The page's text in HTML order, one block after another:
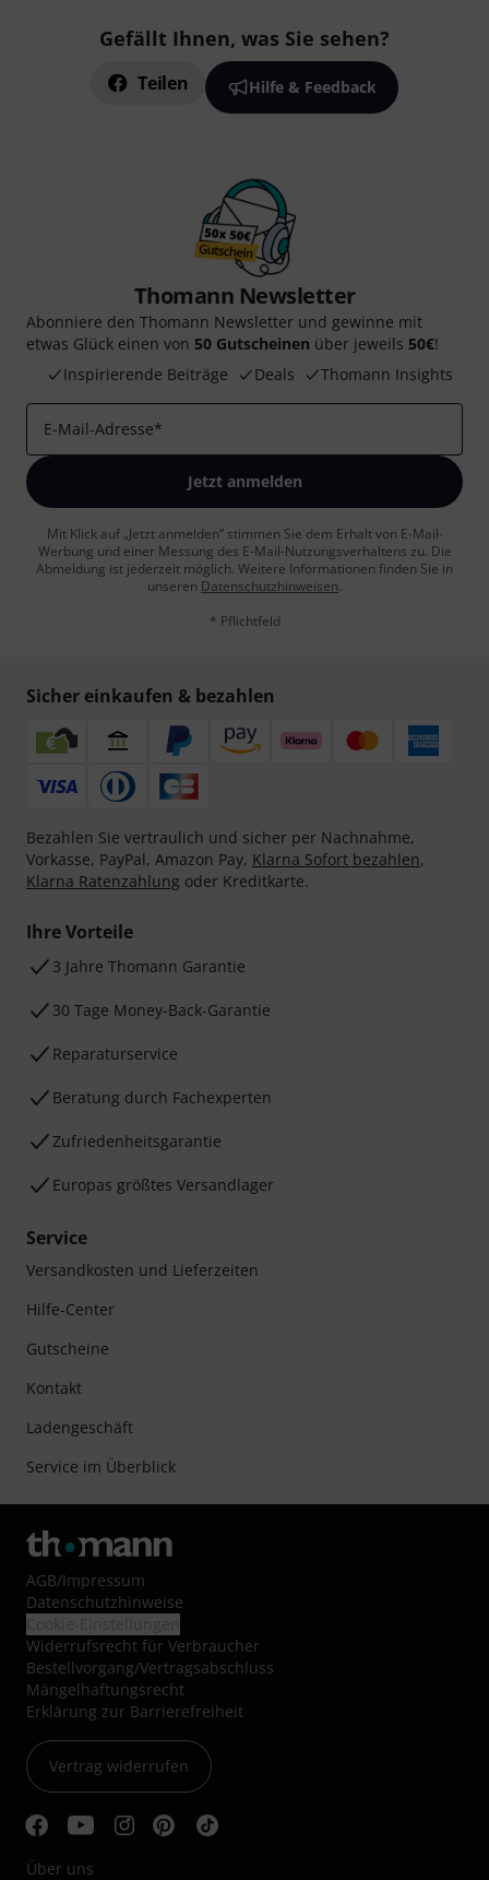
Gefällt Ihnen, was Sie sehen?
Teilen Hilfe & Feedback
Thomann Newsletter
Abonniere den Thomann Newsletter und gewinne mit
etwas Glück einen von 50 Gutscheinen über jeweils 50€!
Inspirierende Beiträge
Deals Thomann Insights
E-Mail-Adresse*
Jetzt anmelden
Mit Klick auf „Jetzt anmelden“ stimmen Sie dem Erhalt von E-Mail-
Werbung und einer Messung des E-Mail-Nutzungsverhaltens zu. Die
Abmeldung ist jederzeit möglich. Weitere Informationen finden Sie in
unseren Datenschutzhinweisen.
* Pflichtfeld
Sicher einkaufen & bezahlen
Bezahlen Sie vertraulich und sicher per Nachnahme,
Vorkasse, PayPal, Amazon Pay, Klarna Sofort bezahlen,
Klarna Ratenzahlung oder Kreditkarte.
Ihre Vorteile
3 Jahre Thomann Garantie
30 Tage Money-Back-Garantie
Reparaturservice
Beratung durch Fachexperten
Zufriedenheitsgarantie
Europas größtes Versandlager
Service
Versandkosten und Lieferzeiten
Hilfe-Center
Gutscheine
Kontakt
Ladengeschäft
Service im Überblick
AGB/Impressum
Datenschutzhinweise
Widerrufsrecht für Verbraucher
Bestellvorgang/Vertragsabschluss
Mängelhaftungsrecht
Erklärung zur Barrierefreiheit
Vertrag widerrufen
Über uns